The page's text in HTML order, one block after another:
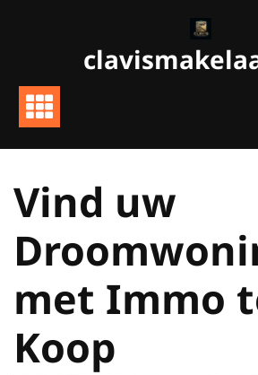
Vind uw
met Immo
Koop